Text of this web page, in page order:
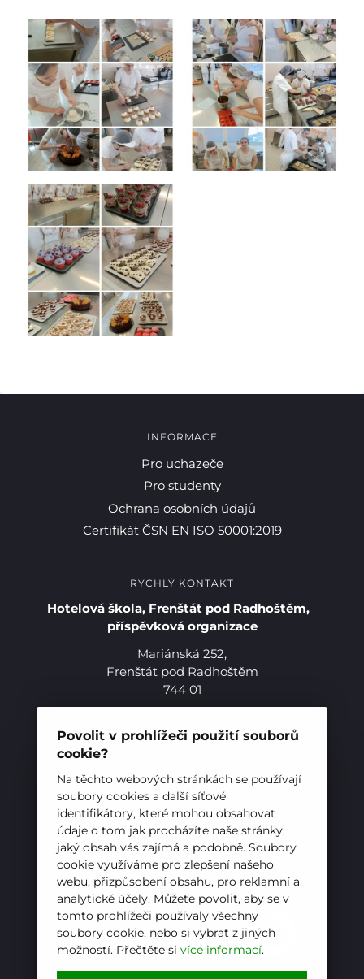
Povolit v prohlížeči použití souborů
cookie?
Na těchto webových stránkách se používají
soubory cookies a další síťové
identifikátory, které mohou obsahovat
údaje o tom jak procházíte naše stránky,
jaký obsah vás zajímá a podobně. Soubory
cookie využíváme pro zlepšení našeho
webu, přizpůsobení obsahu, pro reklamní a
analytické účely. Můžete povolit, aby se v
tomto prohlížeči používaly všechny
soubory cookie, nebo si vybrat z jiných
možností. Přečtěte si více informací.
Projekty
Foto
Video a audio
Virtuální prohlídka
Kontakty
Pro studenty
Pro uchazeče
INFORMACE
Pro uchazeče
Pro studenty
Ochrana osobních údajů
Certifikát ČSN EN ISO 50001:2019
RYCHLÝ KONTAKT
Hotelová škola, Frenštát pod Radhoštěm,
příspěvková organizace
Mariánská 252,
Frenštát pod Radhoštěm
744 01
E-mail:sekretariat@hotelovkafren.cz
Datová schránka: bc5jrez
IČ: 00576441
ZŘIZOVATEL
Hotelová škola, Frenštát pod Radhoštěm je
příspěvkovou organizací zřizovanou
Moravskoslezským krajem